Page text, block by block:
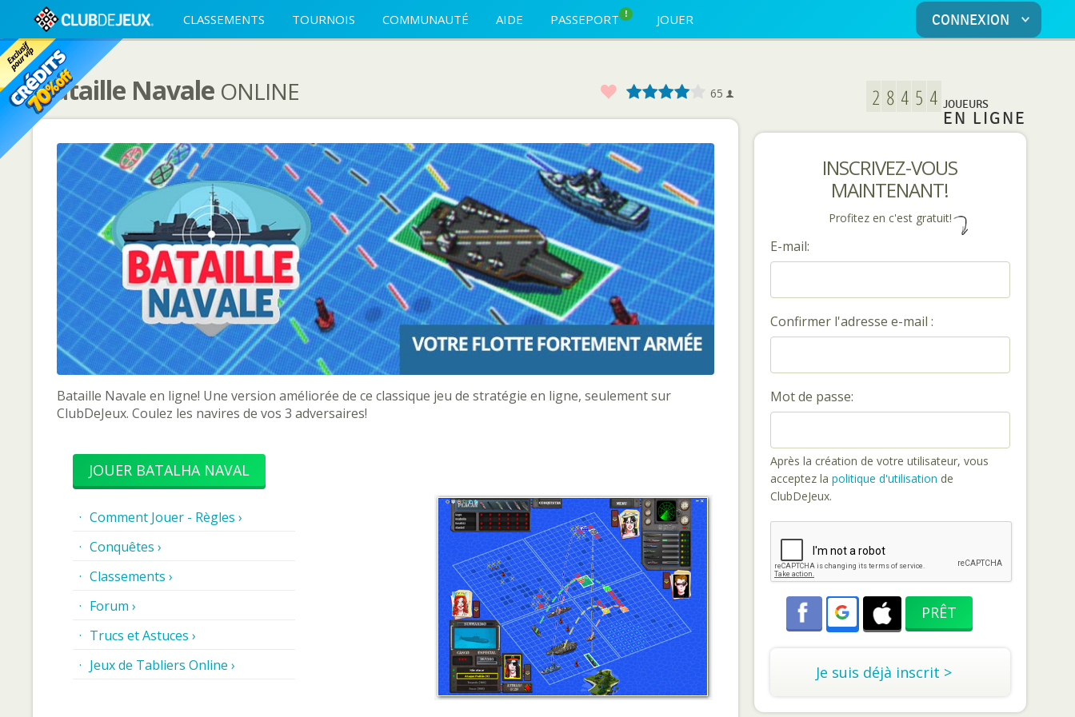
CLASSEMENTS TOURNOIS COMMUNAUTÉ AIDE PASSEPORT ! JOUER CONNEXION
Bataille Navale ONLINE Favoris 5
3
2
1 65
Bataille Navale en ligne! Une version améliorée de ce classique jeu de stratégie en ligne, seulement sur
ClubDeJeux. Coulez les navires de vos 3 adversaires!
JOUER BATALHA NAVAL
Comment Jouer - Règles ›
Conquêtes ›
Classements ›
Forum ›
Trucs et Astuces ›
Jeux de Tabliers Online ›
JOUEURS
EN LIGNE
INSCRIVEZ-VOUS
MAINTENANT!
Profitez en c'est gratuit!
E-mail:
Confirmer l'adresse e-mail :
Mot de passe:
Après la création de votre utilisateur, vous
acceptez la politique d'utilisation de
ClubDeJeux.
Je suis déjà inscrit >